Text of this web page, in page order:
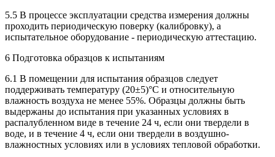
5.5 В процессе эксплуатации средства измерения должны
проходить периодическую поверку (калибровку), а
испытательное оборудование - периодическую аттестацию.
6 Подготовка образцов к испытаниям
6.1 В помещении для испытания образцов следует
поддерживать температуру (20±5)°С и относительную
влажность воздуха не менее 55%. Образцы должны быть
выдержаны до испытания при указанных условиях в
распалубленном виде в течение 24 ч, если они твердели в
воде, и в течение 4 ч, если они твердели в воздушно-
влажностных условиях или в условиях тепловой обработки.